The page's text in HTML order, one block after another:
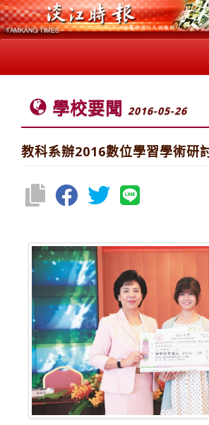
學校要聞 2016-05-26
教科系辦2016數位學習學術研